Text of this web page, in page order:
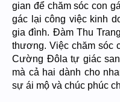
gian để chăm sóc con
gác lại công việc kinh
gia đình. Đàm Thu
thương. Việc chăm sóc
Cường Đôla tự giác
mà cả hai dành cho
sự ái mộ và chúc phúc